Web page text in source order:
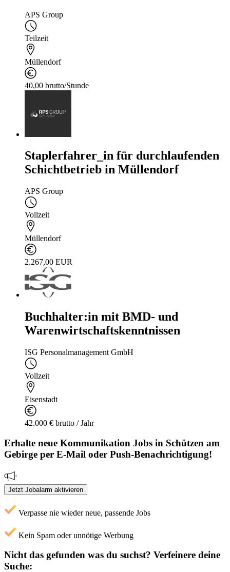
APS Group
Teilzeit
Müllendorf
40,00 brutto/Stunde
Staplerfahrer_in für durchlaufenden
Schichtbetrieb in Müllendorf
APS Group
Vollzeit
Müllendorf
2.267,00 EUR
Buchhalter:in mit BMD- und
Warenwirtschaftskenntnissen
ISG Personalmanagement GmbH
Vollzeit
Eisenstadt
42.000 € brutto / Jahr
Erhalte neue Kommunikation Jobs in Schützen am
Gebirge per E-Mail oder Push-Benachrichtigung!
Jetzt Jobalarm aktivieren
Verpasse nie wieder neue, passende Jobs
Kein Spam oder unnötige Werbung
Nicht das gefunden was du suchst? Verfeinere deine
Suche: